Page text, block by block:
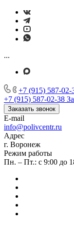
...
+7 (915) 587-02-
+7 (915) 587-02-38
Заказать звонок
E-mail
info@polivcentr.ru
Адрес
г. Воронеж
Режим работы
Пн. – Пт.: с 9:00 до